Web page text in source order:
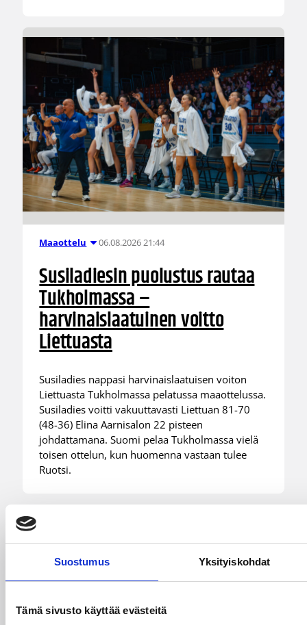
Suostumus Yksityiskohdat
Tämä sivusto käyttää evästeitä
Maaottelu 06.08.2026 21:44
Susiladiesin puolustus rautaa
Tukholmassa –
harvinaislaatuinen voitto
Liettuasta
Susiladies nappasi harvinaislaatuisen voiton
Liettuasta Tukholmassa pelatussa maaottelussa.
Susiladies voitti vakuuttavasti Liettuan 81-70
(48-36) Elina Aarnisalon 22 pisteen
johdattamana. Suomi pelaa Tukholmassa vielä
toisen ottelun, kun huomenna vastaan tulee
Ruotsi.